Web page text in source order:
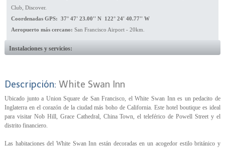
Club, Discover.
Coordenadas GPS: 37° 47' 23.00'' N 122° 24' 40.77'' W
Aeropuerto más cercano: San Francisco Airport - 20km.
Instalaciones y servicios:
Descripción: White Swan Inn
Ubicado junto a Union Square de San Francisco, el White Swan Inn es un pedacito de
Inglaterra en el corazón de la ciudad más boho de California. Este hotel boutique es ideal
para visitar Nob Hill, Grace Cathedral, China Town, el teleférico de Powell Street y el
distrito financiero.
Las habitaciones del White Swan Inn están decoradas en un acogedor estilo británico y